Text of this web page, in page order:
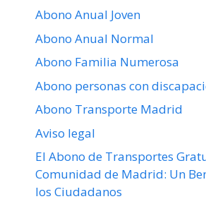
Abono Anual Joven
Abono Anual Normal
Abono Familia Numerosa
Abono personas con
Abono Transporte Madrid
Aviso legal
El Abono de Transportes
Comunidad de Madrid: Un
los Ciudadanos